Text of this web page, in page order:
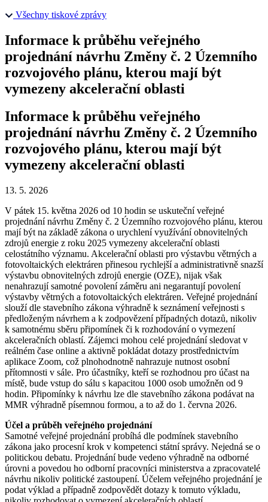
Všechny tiskové zprávy
Informace k průběhu veřejného
projednání návrhu Změny č. 2 Územního
rozvojového plánu, kterou mají být
vymezeny akcelerační oblasti
Informace k průběhu veřejného
projednání návrhu Změny č. 2 Územního
rozvojového plánu, kterou mají být
vymezeny akcelerační oblasti
13. 5. 2026
V pátek 15. května 2026 od 10 hodin se uskuteční veřejné
projednání návrhu Změny č. 2 Územního rozvojového plánu, kterou
mají být na základě zákona o urychlení využívání obnovitelných
zdrojů energie z roku 2025 vymezeny akcelerační oblasti
celostátního významu. Akcelerační oblasti pro výstavbu větrných a
fotovoltaických elektráren přinesou rychlejší a administrativně snazší
výstavbu obnovitelných zdrojů energie (OZE), nijak však
nenahrazují samotné povolení záměru ani negarantují povolení
výstavby větrných a fotovoltaických elektráren. Veřejné projednání
slouží dle stavebního zákona výhradně k seznámení veřejnosti s
předloženým návrhem a k zodpovězení případných dotazů, nikoliv
k samotnému sběru připomínek či k rozhodování o vymezení
akceleračních oblastí. Zájemci mohou celé projednání sledovat v
reálném čase online a aktivně pokládat dotazy prostřednictvím
aplikace Zoom, což plnohodnotně nahrazuje nutnost osobní
přítomnosti v sále. Pro účastníky, kteří se rozhodnou pro účast na
místě, bude vstup do sálu s kapacitou 1000 osob umožněn od 9
hodin. Připomínky k návrhu lze dle stavebního zákona podávat na
MMR výhradně písemnou formou, a to až do 1. června 2026.
Účel a průběh veřejného projednání
Samotné veřejné projednání probíhá dle podmínek stavebního
zákona jako procesní krok v kompetenci státní správy. Nejedná se o
politickou debatu. Projednání bude vedeno výhradně na odborné
úrovni a povedou ho odborní pracovníci ministerstva a zpracovatelé
návrhu nikoliv politické zastoupení. Účelem veřejného projednání je
podat výklad a případně zodpovědět dotazy k tomuto výkladu,